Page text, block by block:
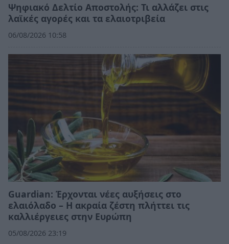
Ψηφιακό Δελτίο Αποστολής: Τι αλλάζει στις
λαϊκές αγορές και τα ελαιοτριβεία
06/08/2026 10:58
Guardian: Έρχονται νέες αυξήσεις στο
ελαιόλαδο – Η ακραία ζέστη πλήττει τις
καλλιέργειες στην Ευρώπη
05/08/2026 23:19